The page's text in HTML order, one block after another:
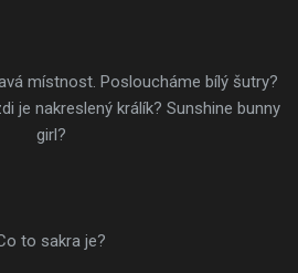
místnost. Posloucháme bílý šutry?
je nakreslený králík? Sunshine bunny
girl?
to sakra je?